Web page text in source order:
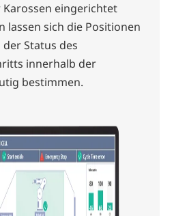
eingerichtet
lassen sich die Positionen
Status des
innerhalb der
bestimmen.